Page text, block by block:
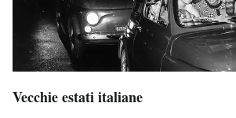
Vecchie estati italiane